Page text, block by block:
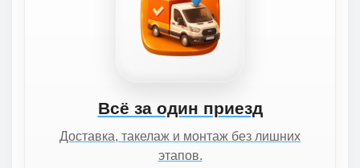
Всё за один приезд
Доставка, такелаж и монтаж без лишних
этапов.